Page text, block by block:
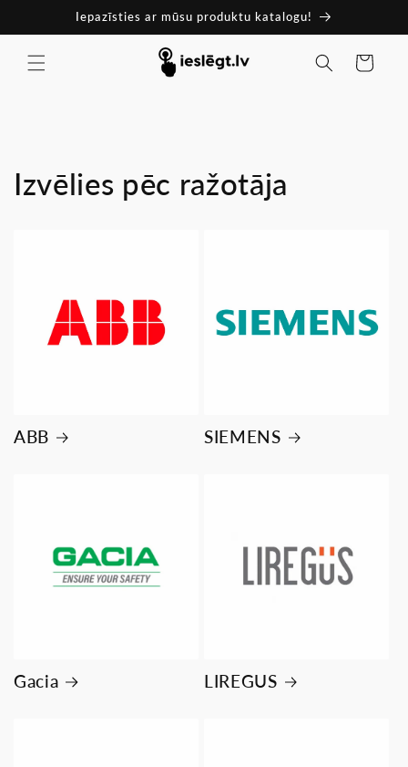
saturu
Iepazīsties ar mūsu produktu katalogu!
Ratiņi
Izvēlies pēc ražotāja
ABB SIEMENS
Gacia LIREGUS